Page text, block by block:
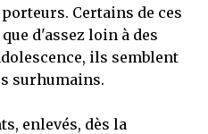
Certains de ces
d'assez loin à des
ils semblent
surhumains.
enlevés, dès la